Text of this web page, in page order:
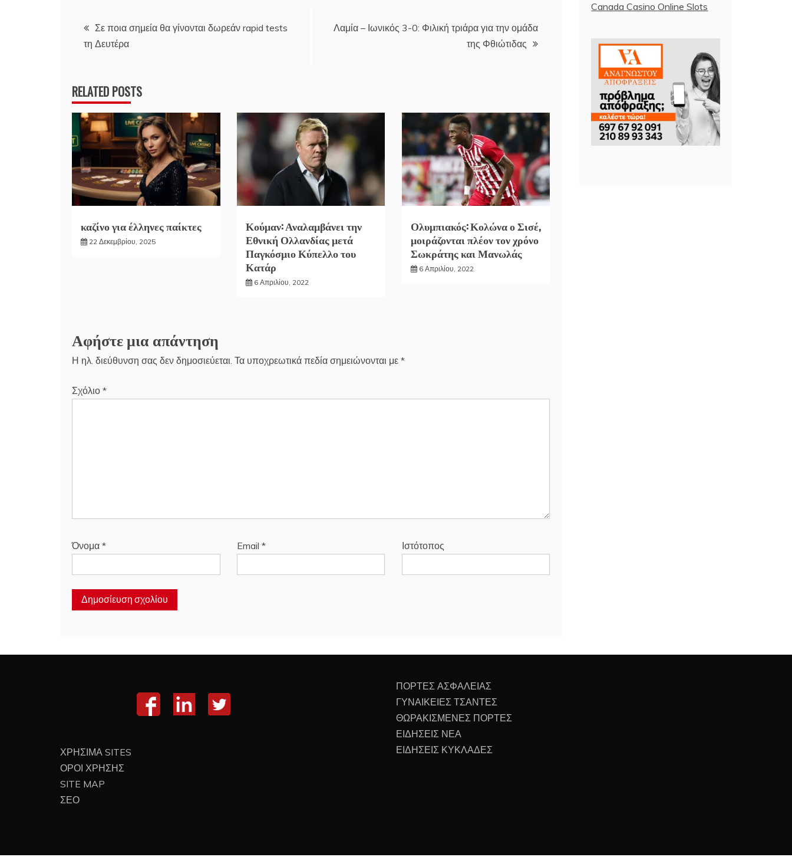
Πλοήγηση
άρθρων
Σε ποια σημεία θα γίνονται δωρεάν rapid tests
τη Δευτέρα
Λαμία – Ιωνικός 3-0: Φιλική τριάρα για την ομάδα
της Φθιώτιδας
RELATED POSTS
καζίνο για έλληνες παίκτες
22 Δεκεμβρίου, 2025
Κούμαν: Αναλαμβάνει την
Εθνική Ολλανδίας μετά
Παγκόσμιο Κύπελλο του
Κατάρ
6 Απριλίου, 2022
Ολυμπιακός: Κολώνα ο Σισέ,
μοιράζονται πλέον τον χρόνο
Σωκράτης και Μανωλάς
6 Απριλίου, 2022
Αφήστε μια απάντηση
Η ηλ. διεύθυνση σας δεν δημοσιεύεται. Τα υποχρεωτικά πεδία σημειώνονται με *
Σχόλιο *
Όνομα * Email * Ιστότοπος
Canada Casino Online Slots
ΧΡΗΣΙΜΑ SITES
ΟΡΟΙ ΧΡΗΣΗΣ
SITE MAP
ΣΕΟ
ΠΟΡΤΕΣ ΑΣΦΑΛΕΙΑΣ
ΓΥΝΑΙΚΕΙΕΣ ΤΣΑΝΤΕΣ
ΘΩΡΑΚΙΣΜΕΝΕΣ ΠΟΡΤΕΣ
ΕΙΔΗΣΕΙΣ ΝΕΑ
ΕΙΔΗΣΕΙΣ ΚΥΚΛΑΔΕΣ